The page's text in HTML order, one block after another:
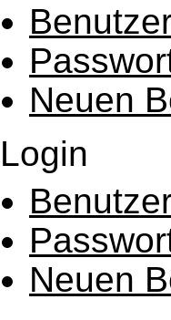
Neuen
Login
Neuen